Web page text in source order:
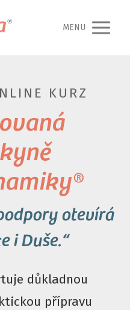
MENU
KURZ
otevírá
i Duše.“
důkladnou
přípravu